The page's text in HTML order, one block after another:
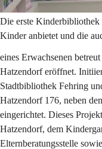
Die erste
Kinder anbietet und die
eines Erwachsenen
Hatzendorf eröffnet.
Stadtbibliothek Fehring
Hatzendorf 176, neben
eingerichtet. Dieses
Hatzendorf, dem
Elternberatungsstelle